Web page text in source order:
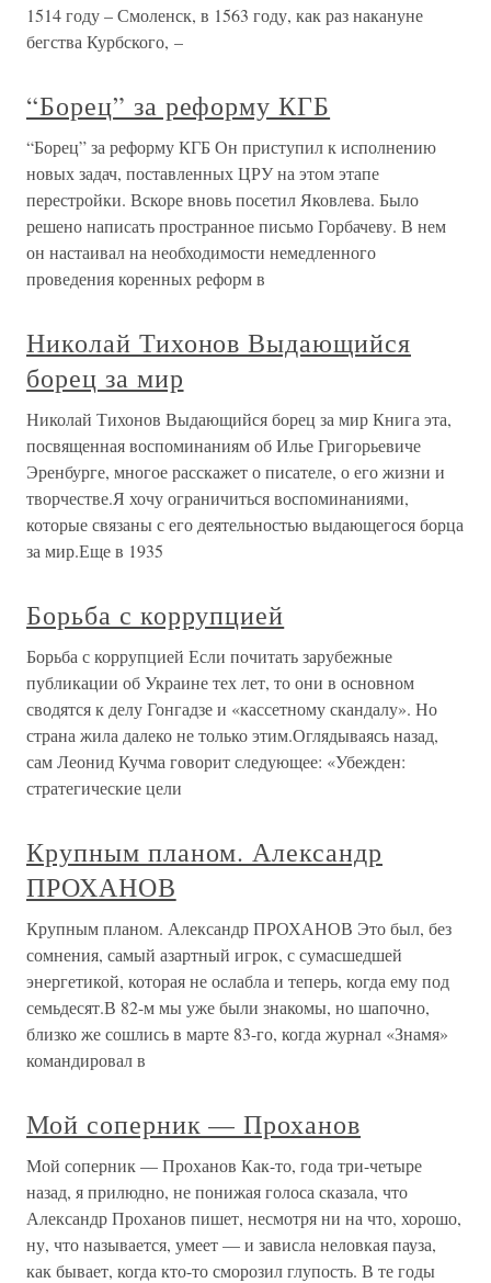
1514 году – Смоленск, в 1563 году, как раз накануне
бегства Курбского, –
“Борец” за реформу КГБ
“Борец” за реформу КГБ Он приступил к исполнению
новых задач, поставленных ЦРУ на этом этапе
перестройки. Вскоре вновь посетил Яковлева. Было
решено написать пространное письмо Горбачеву. В нем
он настаивал на необходимости немедленного
проведения коренных реформ в
Николай Тихонов Выдающийся
борец за мир
Николай Тихонов Выдающийся борец за мир Книга эта,
посвященная воспоминаниям об Илье Григорьевиче
Эренбурге, многое расскажет о писателе, о его жизни и
творчестве.Я хочу ограничиться воспоминаниями,
которые связаны с его деятельностью выдающегося борца
за мир.Еще в 1935
Борьба с коррупцией
Борьба с коррупцией Если почитать зарубежные
публикации об Украине тех лет, то они в основном
сводятся к делу Гонгадзе и «кассетному скандалу». Но
страна жила далеко не только этим.Оглядываясь назад,
сам Леонид Кучма говорит следующее: «Убежден:
стратегические цели
Крупным планом. Александр
ПРОХАНОВ
Крупным планом. Александр ПРОХАНОВ Это был, без
сомнения, самый азартный игрок, с сумасшедшей
энергетикой, которая не ослабла и теперь, когда ему под
семьдесят.В 82-м мы уже были знакомы, но шапочно,
близко же сошлись в марте 83-го, когда журнал «Знамя»
командировал в
Мой соперник — Проханов
Мой соперник — Проханов Как-то, года три-четыре
назад, я прилюдно, не понижая голоса сказала, что
Александр Проханов пишет, несмотря ни на что, хорошо,
ну, что называется, умеет — и зависла неловкая пауза,
как бывает, когда кто-то сморозил глупость. В те годы